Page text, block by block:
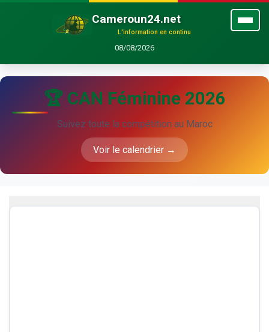
Cameroun24.net
L'information en continu
08/08/2026
🏆 CAN Féminine 2026
Suivez toute la compétition au Maroc
Voir le calendrier →